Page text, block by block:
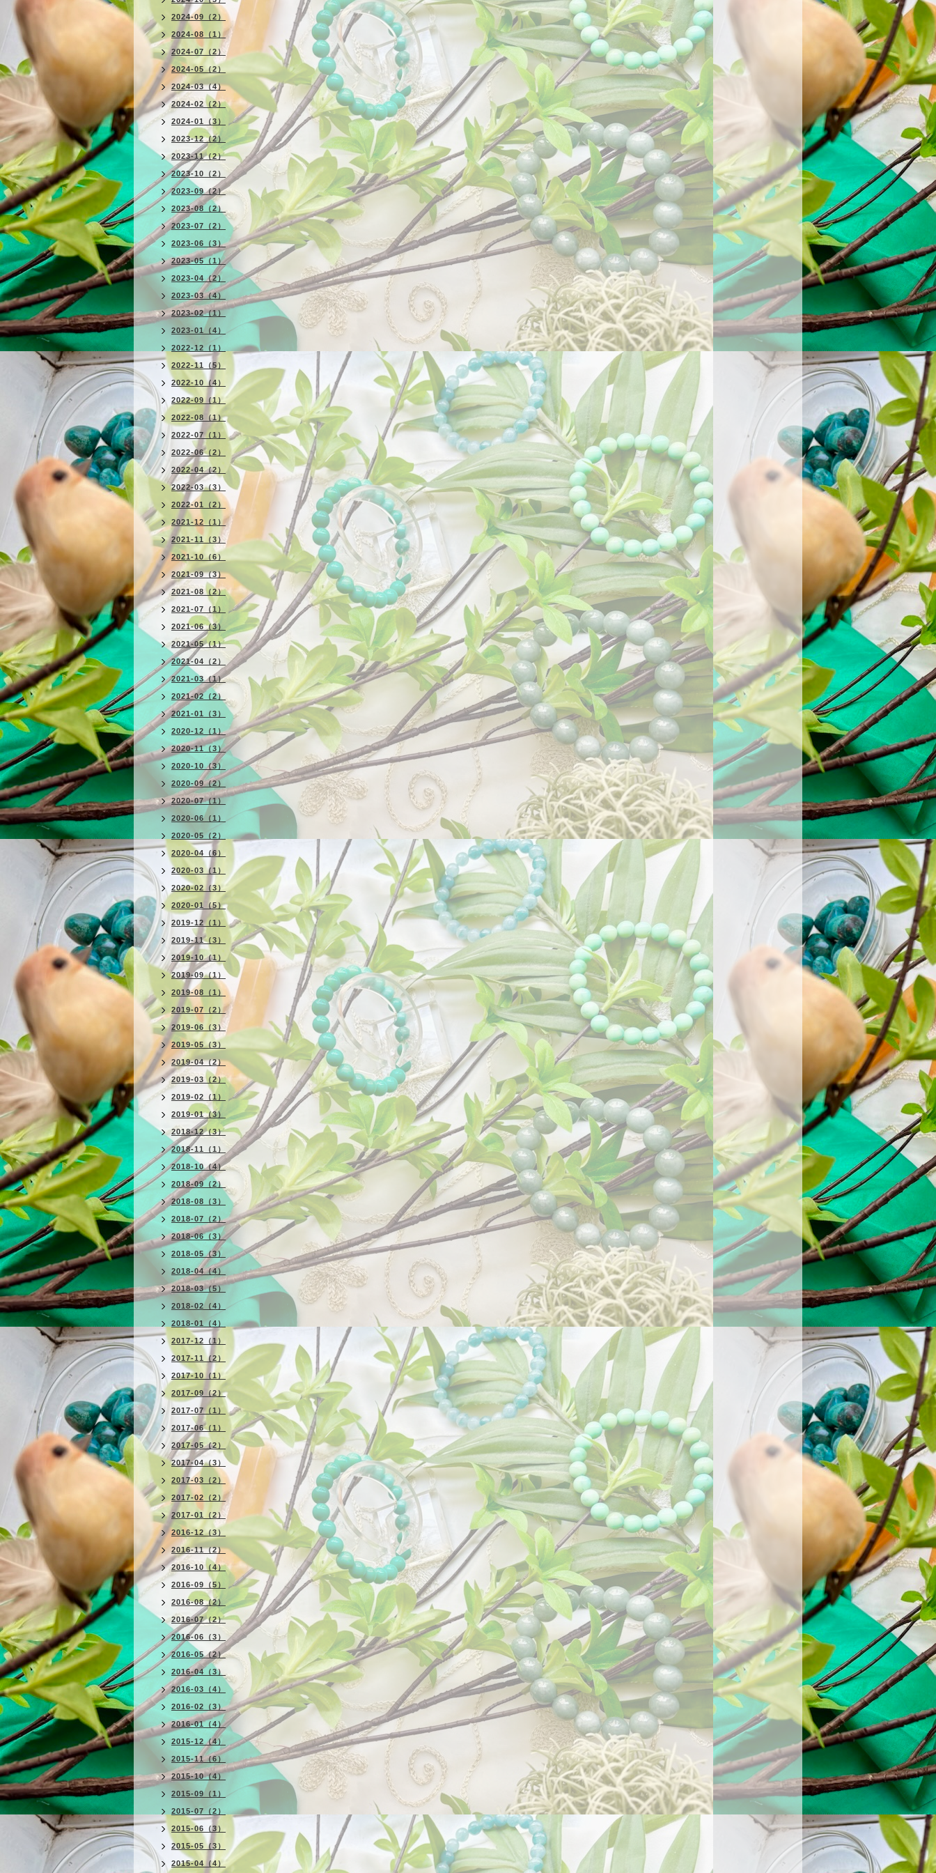
2024-09（2）
2024-08（1）
2024-07（2）
2024-05（2）
2024-03（4）
2024-02（2）
2024-01（3）
2023-12（2）
2023-11（2）
2023-10（2）
2023-09（2）
2023-08（2）
2023-07（2）
2023-06（3）
2023-05（1）
2023-04（2）
2023-03（4）
2023-02（1）
2023-01（4）
2022-12（1）
2022-11（5）
2022-10（4）
2022-09（1）
2022-08（1）
2022-07（1）
2022-06（2）
2022-04（2）
2022-03（3）
2022-01（2）
2021-12（1）
2021-11（3）
2021-10（6）
2021-09（3）
2021-08（2）
2021-07（1）
2021-06（3）
2021-05（1）
2021-04（2）
2021-03（1）
2021-02（2）
2021-01（3）
2020-12（1）
2020-11（3）
2020-10（3）
2020-09（2）
2020-07（1）
2020-06（1）
2020-05（2）
2020-04（6）
2020-03（1）
2020-02（3）
2020-01（5）
2019-12（1）
2019-11（3）
2019-10（1）
2019-09（1）
2019-08（1）
2019-07（2）
2019-06（3）
2019-05（3）
2019-04（2）
2019-03（2）
2019-02（1）
2019-01（3）
2018-12（3）
2018-11（1）
2018-10（4）
2018-09（2）
2018-08（3）
2018-07（2）
2018-06（3）
2018-05（3）
2018-04（4）
2018-03（5）
2018-02（4）
2018-01（4）
2017-12（1）
2017-11（2）
2017-10（1）
2017-09（2）
2017-07（1）
2017-06（1）
2017-05（2）
2017-04（3）
2017-03（2）
2017-02（2）
2017-01（2）
2016-12（3）
2016-11（2）
2016-10（4）
2016-09（5）
2016-08（2）
2016-07（2）
2016-06（3）
2016-05（2）
2016-04（3）
2016-03（4）
2016-02（3）
2016-01（4）
2015-12（4）
2015-11（6）
2015-10（4）
2015-09（1）
2015-07（2）
2015-06（3）
2015-05（3）
2015-04（4）